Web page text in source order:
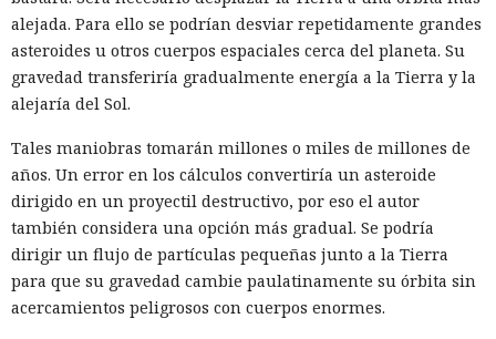
alejada. Para ello se podrían desviar repetidamente grandes
asteroides u otros cuerpos espaciales cerca del planeta. Su
gravedad transferiría gradualmente energía a la Tierra y la
alejaría del Sol.
Tales maniobras tomarán millones o miles de millones de
años. Un error en los cálculos convertiría un asteroide
dirigido en un proyectil destructivo, por eso el autor
también considera una opción más gradual. Se podría
dirigir un flujo de partículas pequeñas junto a la Tierra
para que su gravedad cambie paulatinamente su órbita sin
acercamientos peligrosos con cuerpos enormes.